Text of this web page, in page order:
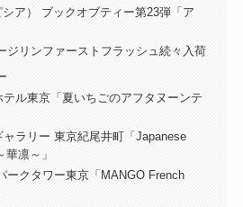
ア） ブックオブティー第23弾「ア
ジリンファーストフラッシュ続々入荷
テル東京「夏いちごのアフタヌーンテ
ャラリー 東京紀尾井町「Japanese
華凛～」
ークタワー東京「MANGO French